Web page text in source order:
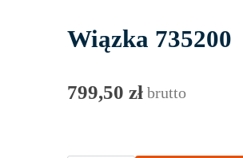
Wiązka 735200
799,50 zł brutto